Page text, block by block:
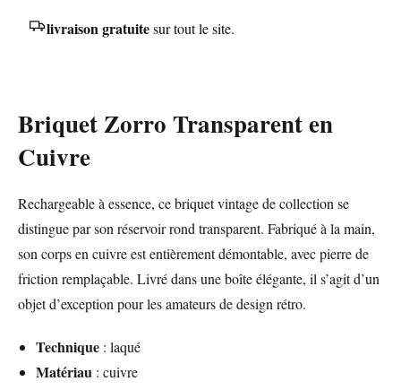
livraison gratuitesur tout le site.
Briquet Zorro Transparent en
Cuivre
Rechargeable à essence, ce briquet vintage de collection se
distingue par son réservoir rond transparent. Fabriqué à la main,
son corps en cuivre est entièrement démontable, avec pierre de
friction remplaçable. Livré dans une boîte élégante, il s’agit d’un
objet d’exception pour les amateurs de design rétro.
Technique : laqué
Matériau : cuivre